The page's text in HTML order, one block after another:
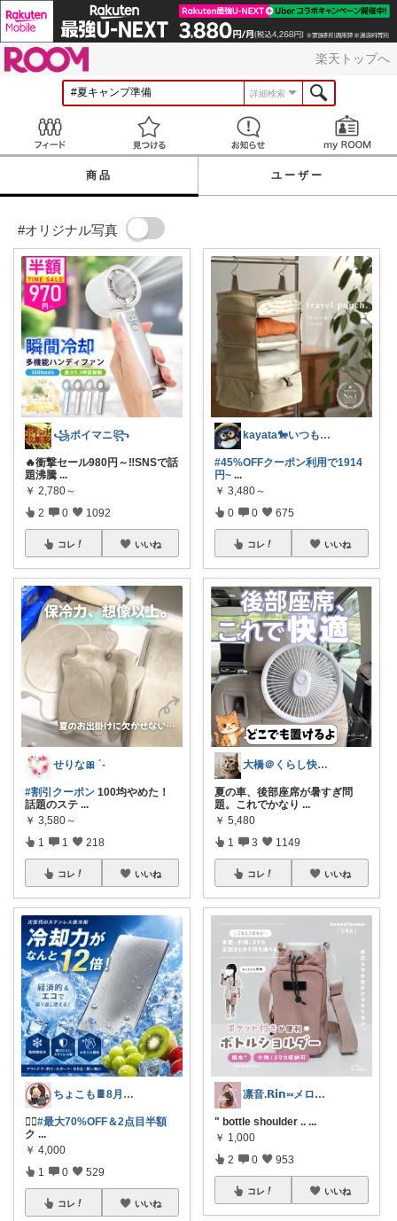
楽天トップへ
詳細検索
見つける お知らせ
商品 ユーザー
#オリジナル写真
꧁ポイマニ꧂
🔥衝撃セール980円～‼️SNSで話
題沸騰 ...
￥ 2,780～
2 0 1092
コレ いいね
せりな🎀 ´-
#割引クーポン 100均やめた！
話題のステ ...
￥ 3,580～
1 1 218
コレ いいね
ちょこも🍫8月の推し♡お買物メモ
🏃‍♀️#最大70%OFF＆2点目半額
ク ...
￥ 4,000
1 0 529
コレ いいね
kayata🐎いつもありがとう😊
#45%OFFクーポン利用で1914
円~ ...
￥ 3,480～
0 0 675
コレ いいね
大橋＠くらし快適LAB🌿
夏の車、後部座席が暑すぎ問
題。これでかなり ...
￥ 5,480
1 3 1149
コレ いいね
凛音.𝗥𝗶𝗻༝༝メロウな暮らし🧸
" bottle shoulder .. ...
￥ 1,000
2 0 953
コレ いいね